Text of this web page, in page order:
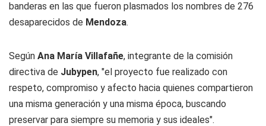
banderas en las que fueron plasmados los nombres de 276
desaparecidos de Mendoza.
Según Ana María Villafañe, integrante de la comisión
directiva de Jubypen, "el proyecto fue realizado con
respeto, compromiso y afecto hacia quienes compartieron
una misma generación y una misma época, buscando
preservar para siempre su memoria y sus ideales".